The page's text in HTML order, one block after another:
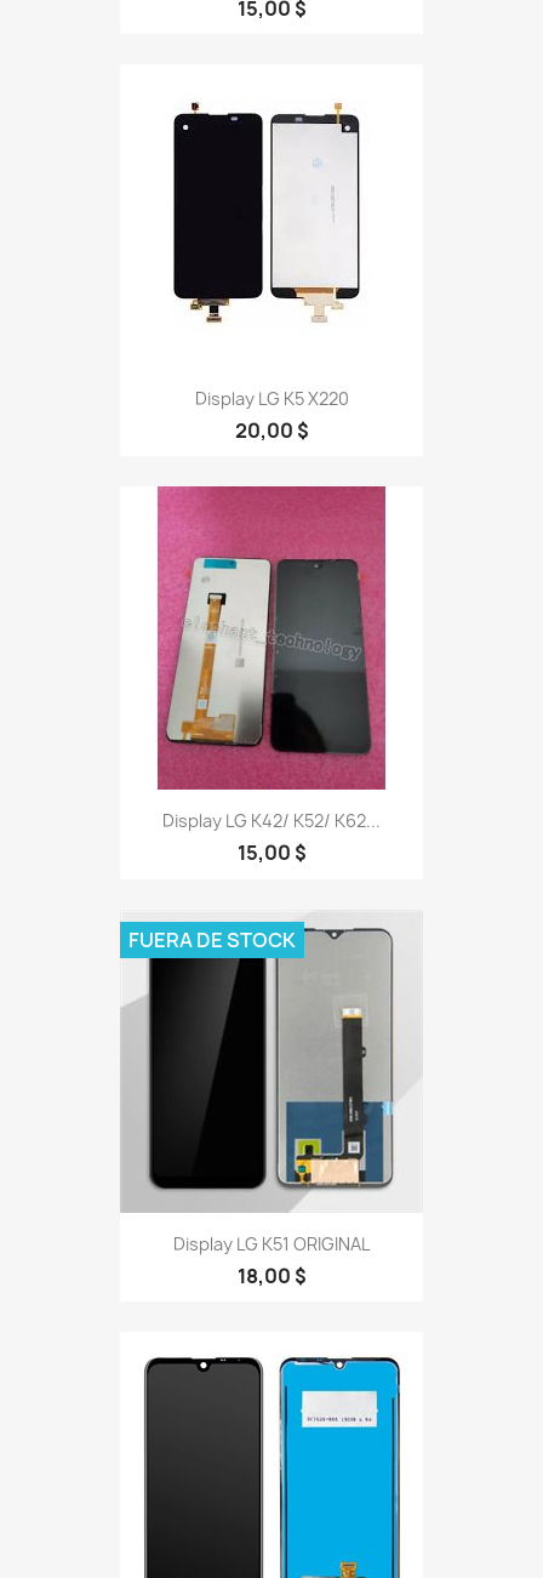
15,00 $
Display LG K5 X220
20,00 $
Display LG K42/ K52/ K62...
15,00 $
Display LG K51 ORIGINAL
18,00 $
FUERA DE STOCK